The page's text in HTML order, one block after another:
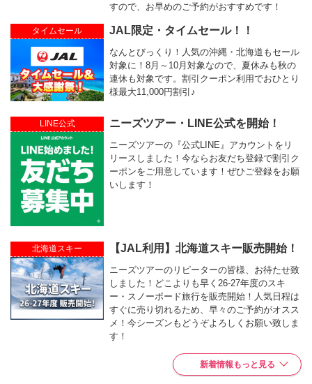
すので、お早めのご予約がおすすめです！
タイムセール JAL限定・タイムセール！！
なんとびっくり！人気の沖縄・北海道もセール
対象に！8月～10月対象なので、夏休みも秋の
連休も対象です。割引クーポン利用でおひとり
様最大11,000円割引♪
LINE公式 ニーズツアー・LINE公式を開始！
ニーズツアーの『公式LINE』アカウントをリ
リースしました！今ならお友だち登録で割引ク
ーポンをご用意しています！ぜひご登録をお願
いします！
北海道スキー 【JAL利用】北海道スキー販売開始！
ニーズツアーのリピーターの皆様、お待たせ致
しました！どこよりも早く26-27年度のスキ
ー・スノーボード旅行を販売開始！人気日程は
すぐに売り切れるため、早々のご予約がオスス
メ！今シーズンもどうぞよろしくお願い致しま
す！
新着情報もっと見る